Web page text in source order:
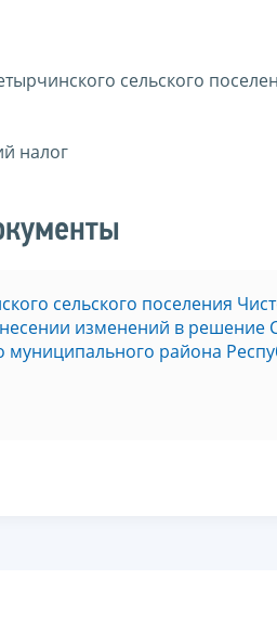
сельского
налог
сельского поселения
изменений в решение
муниципального района